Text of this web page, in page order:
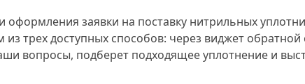
заявки на поставку нитрильных
трех доступных способов: через виджет
вопросы, подберет подходящее уплотнение и